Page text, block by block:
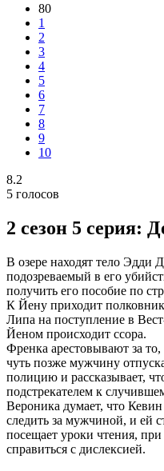
80
1
2
3
4
5
6
7
8
9
10
8.2
5 голосов
2 сезон 5 серия:
В озере находят тело Эдди
подозреваемый в его
получить его пособие по
К Йену приходит
Липа на поступление в
Йеном происходит ссора.
Френка арестовывают за
чуть позже мужчину
полицию и рассказывает,
подстрекателем к
Вероника думает, что
следить за мужчиной, и ей
посещает уроки чтения,
справиться с дислексией.